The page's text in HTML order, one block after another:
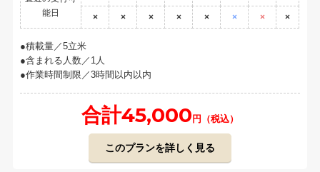
能日
× × × × × × × ×
積載量／5立米
含まれる人数／1人
作業時間制限／3時間以内以内
合計45,000 円（税込）
このプランを詳しく見る